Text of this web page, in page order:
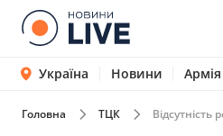
Україна Новини Армія
Головна ТЦК